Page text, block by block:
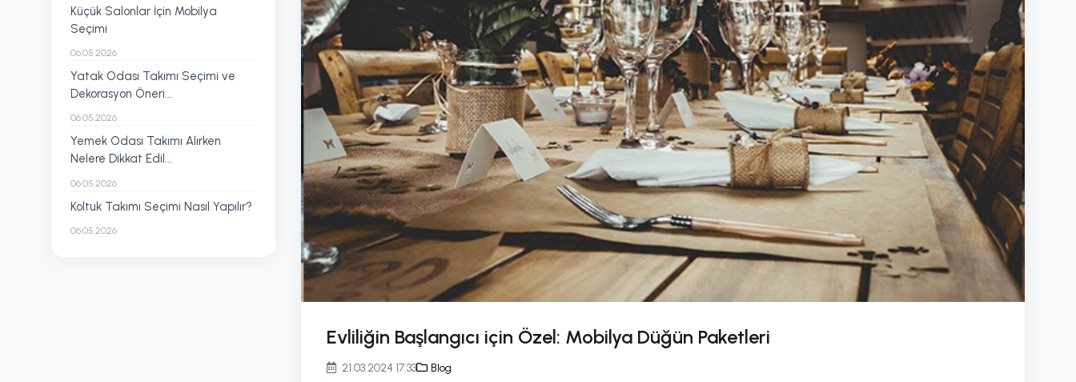
Küçük Salonlar İçin Mobilya
Seçimi
06.05.2026
Yatak Odası Takımı Seçimi ve
Dekorasyon Öneri...
06.05.2026
Yemek Odası Takımı Alırken
Nelere Dikkat Edil...
06.05.2026
Koltuk Takımı Seçimi Nasıl Yapılır?
06.05.2026
Evliliğin Başlangıcı için Özel: Mobilya Düğün Paketleri
21.03.2024 17:33 Blog